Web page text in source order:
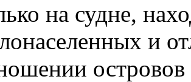
на судне,
и